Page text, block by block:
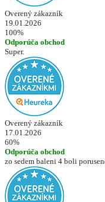
Overený zákazník
19.01.2026
100%
Odporúča obchod
Super.
Overený zákazník
17.01.2026
60%
Odporúča obchod
zo sedem baleni 4 boli